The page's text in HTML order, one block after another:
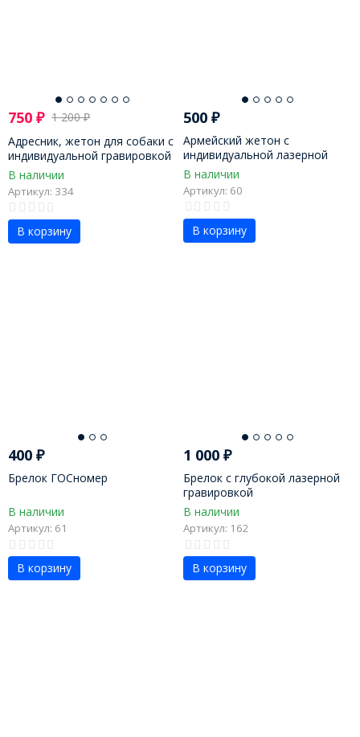
750 ₽ 1 200₽
Адресник, жетон для собаки с
индивидуальной гравировкой
32 мм
В наличии
Артикул: 334
В корзину
500₽
Армейский жетон с
индивидуальной лазерной
гравировкой
В наличии
Артикул: 60
В корзину
400 ₽
Брелок ГОСномер
В наличии
Артикул: 61
В корзину
1 000₽
Брелок с глубокой лазерной
гравировкой
В наличии
Артикул: 162
В корзину